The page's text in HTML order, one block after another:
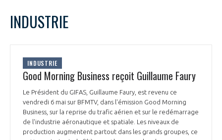
PRÉSENTATION
NOTRE VISION
NOS MISSIONS
NOTRE HISTOIRE
ORGANISATION
LE CONSEIL DU GIFAS
FONCTIONNEMENT
L
1
13 14
22
23
24 25 26 27 28
INDUSTRIE
INDUSTRIE
Good Morning Business reçoit Guillaume Faury
Le Président du GIFAS, Guillaume Faury, est revenu ce
vendredi 6 mai sur BFMTV, dans l'émission Good Morning
Business, sur la reprise du trafic aérien et sur le redémarrage
de l'industrie aéronautique et spatiale. Les niveaux de
production augmentent partout dans les grands groupes, ce
Rejoignez une filière d’excellence et développez